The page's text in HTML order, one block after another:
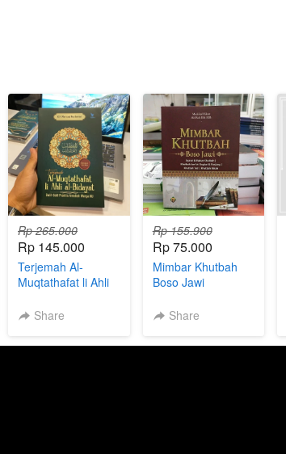
Rp 265.000
Rp 145.000
Terjemah Al-
Muqtathafat li Ahli
Share
Rp 155.900
Rp 75.000
Mimbar Khutbah
Boso Jawi
Share